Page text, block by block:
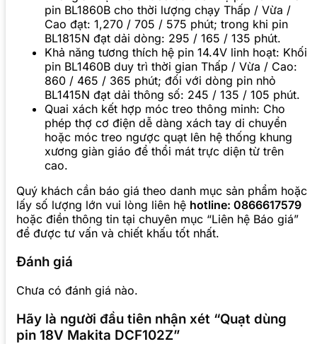
pin BL1860B cho thời lượng chạy Thấp / Vừa /
Cao đạt: 1,270 / 705 / 575 phút; trong khi pin
BL1815N đạt dải dòng: 295 / 165 / 135 phút.
Khả năng tương thích hệ pin 14.4V linh hoạt: Khối
pin BL1460B duy trì thời gian Thấp / Vừa / Cao:
860 / 465 / 365 phút; đối với dòng pin nhỏ
BL1415N đạt dải thông số: 245 / 135 / 105 phút.
Quai xách kết hợp móc treo thông minh: Cho
phép thợ cơ điện dễ dàng xách tay di chuyển
hoặc móc treo ngược quạt lên hệ thống khung
xương giàn giáo để thổi mát trực diện từ trên
cao.
Quý khách cần báo giá theo danh mục sản phẩm hoặc
lấy số lượng lớn vui lòng liên hệ hotline: 0866617579
hoặc điền thông tin tại chuyên mục “Liên hệ Báo giá”
để được tư vấn và chiết khấu tốt nhất.
Đánh giá
Chưa có đánh giá nào.
Hãy là người đầu tiên nhận xét “Quạt dùng
pin 18V Makita DCF102Z”